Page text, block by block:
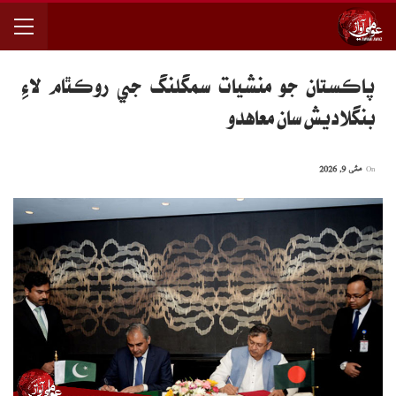
پاڪستان جو منشيات سمگلنگ جي روڪٿام لاءِ
بنگلاديش سان معاهدو
مئی 9, 2026